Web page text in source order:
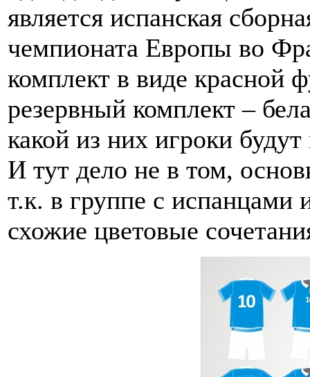
является испанская
чемпионата Европы во
комплект в виде красной
резервный комплект –
какой из них игроки
И тут дело не в том,
т.к. в группе с
схожие цветовые